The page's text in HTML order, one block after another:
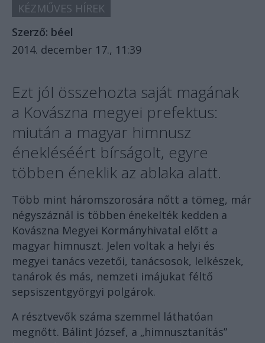
KÉZMŰVES HÍREK
Szerző: béel
2014. december 17., 11:39
Ezt jól összehozta saját magának
a Kovászna megyei prefektus:
miután a magyar himnusz
énekléséért bírságolt, egyre
többen éneklik az ablaka alatt.
Több mint háromszorosára nőtt a tömeg, már
négyszáznál is többen énekelték kedden a
Kovászna Megyei Kormányhivatal előtt a
magyar himnuszt. Jelen voltak a helyi és
megyei tanács vezetői, tanácsosok, lelkészek,
tanárok és más, nemzeti imájukat féltő
sepsiszentgyörgyi polgárok.
A résztvevők száma szemmel láthatóan
megnőtt. Bálint József, a „himnusztanítás”